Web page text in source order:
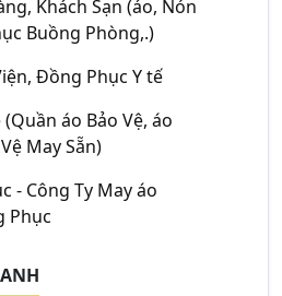
Khách Sạn (áo, Nón
Buồng Phòng,.)
Đồng Phục Y tế
áo Bảo Vệ, áo
May Sẵn)
- Công Ty May áo
Phục